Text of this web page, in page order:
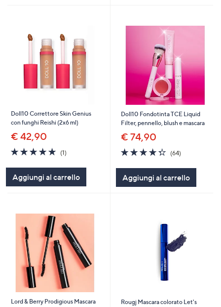
Doll10 Correttore Skin Genius
con funghi Reishi (2x6 ml)
€ 42,90
5.0
of
5
Stars
(1)
Aggiungi al carrello
Doll10 Fondotinta TCE Liquid
Filter, pennello, blush e mascara
€ 74,90
4.3
of
5
Stars
(64)
Aggiungi al carrello
Lord & Berry Prodigious Mascara
Rougj Mascara colorato Let's